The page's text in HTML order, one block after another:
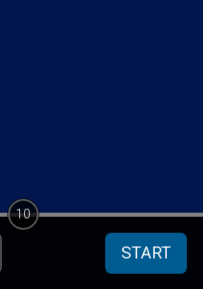
START
10